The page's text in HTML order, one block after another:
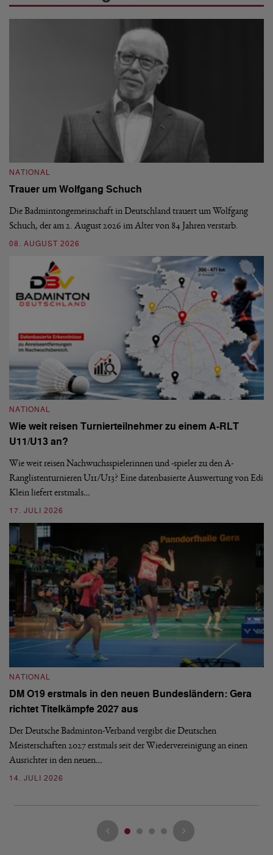
NATIONAL
Trauer um Wolfgang Schuch
Die Badmintongemeinschaft in Deutschland trauert um Wolfgang
Schuch, der am 2. August 2026 im Alter von 84 Jahren verstarb.
08. AUGUST 2026
NATIONAL
Wie weit reisen Turnierteilnehmer zu einem A-RLT
U11/U13 an?
Wie weit reisen Nachwuchsspielerinnen und -spieler zu den A-
Ranglistenturnieren U11/U13? Eine datenbasierte Auswertung von Edi
Klein liefert erstmals…
17. JULI 2026
NATIONAL
DM O19 erstmals in den neuen Bundesländern: Gera
richtet Titelkämpfe 2027 aus
Der Deutsche Badminton-Verband vergibt die Deutschen
Meisterschaften 2027 erstmals seit der Wiedervereinigung an einen
Ausrichter in den neuen…
14. JULI 2026